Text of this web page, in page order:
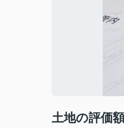
土地の評価